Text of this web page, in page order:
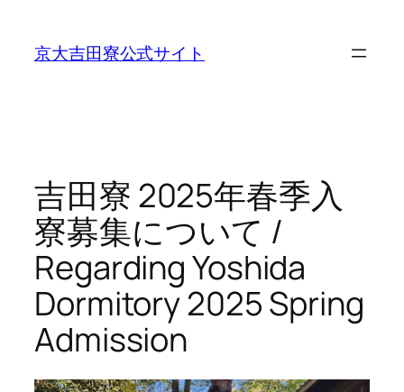
京大吉田寮公式サイト
吉田寮 2025年春季入
寮募集について /
Regarding Yoshida
Dormitory 2025 Spring
Admission